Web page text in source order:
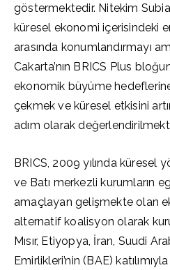
göstermektedir. Nitekim
küresel ekonomi içerisindeki
arasında konumlandırmayı
Cakarta’nın BRICS Plus
ekonomik büyüme
çekmek ve küresel etkisini
adım olarak
BRICS, 2009 yılında küresel
ve Batı merkezli kurumların
amaçlayan gelişmekte olan
alternatif koalisyon olarak
Mısır, Etiyopya, İran, Suudi
Emirlikleri’nin (BAE)